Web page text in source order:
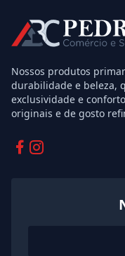
Nossos produtos
durabilidade e beleza,
exclusividade e
originais e de gosto
Facebook